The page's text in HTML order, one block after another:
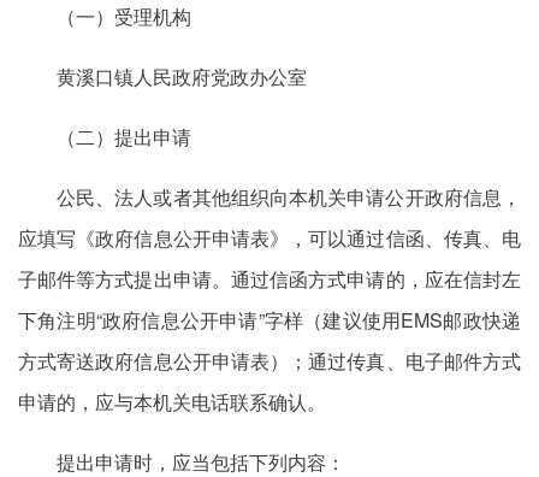
（一）受理机构
黄溪口镇人民政府党政办公室
（二）提出申请
公民、法人或者其他组织向本机关申请公开政府信息，
应填写《政府信息公开申请表》，可以通过信函、传真、电
子邮件等方式提出申请。通过信函方式申请的，应在信封左
下角注明“政府信息公开申请”字样（建议使用EMS邮政快递
方式寄送政府信息公开申请表）；通过传真、电子邮件方式
申请的，应与本机关电话联系确认。
提出申请时，应当包括下列内容：